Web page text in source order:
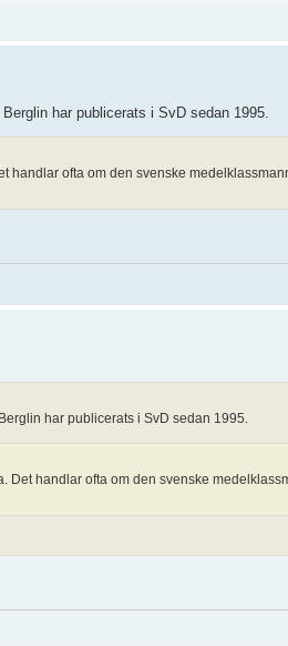
har publicerats i SvD sedan 1995.
handlar ofta om den svenske
har publicerats i SvD sedan 1995.
handlar ofta om den svenske